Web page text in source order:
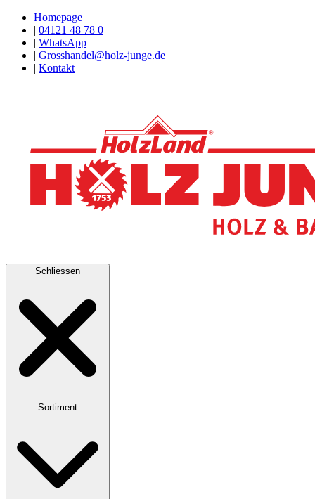
Homepage
| 04121 48 78 0
| WhatsApp
| Grosshandel@holz-junge.de
| Kontakt
Schliessen
Sortiment